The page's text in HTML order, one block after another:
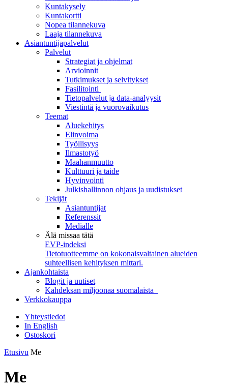
Kuntakysely
Kuntakortti
Nopea tilannekuva
Laaja tilannekuva
Asiantuntijapalvelut
Palvelut
Strategiat ja ohjelmat
Arvioinnit
Tutkimukset ja selvitykset
Fasilitointi
Tietopalvelut ja data-analyysit
Viestintä ja vuorovaikutus
Teemat
Aluekehitys
Elinvoima
Työllisyys
Ilmastotyö
Maahanmuutto
Kulttuuri ja taide
Hyvinvointi
Julkishallinnon ohjaus ja uudistukset
Tekijät
Asiantuntijat
Referenssit
Medialle
Älä missaa tätä
EVP-indeksi
Tietotuotteemme on kokonaisvaltainen alueiden
suhteellisen kehityksen mittari.
Ajankohtaista
Blogit ja uutiset
Kahdeksan miljoonaa suomalaista
Verkkokauppa
Yhteystiedot
In English
Ostoskori
Etusivu Me
Me